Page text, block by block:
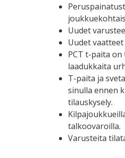
Uudet
Uudet
PCT t-paita
laadukkaita
T-paita ja
sinulla ennen
tilauskysely.
talkoovaroilla.
Varusteita